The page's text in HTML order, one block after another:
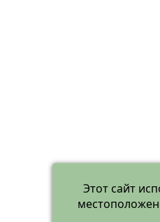
Этот сайт